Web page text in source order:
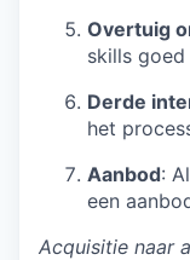
Overtuig
skills
Derde
het
Aanbod:
een
Acquisitie naar